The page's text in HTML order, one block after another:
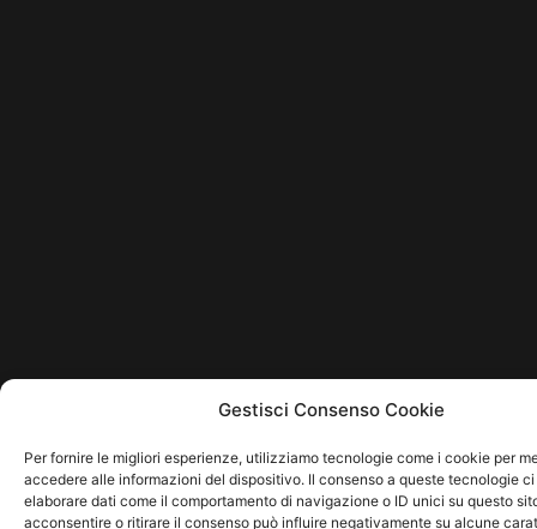
Gestisci Consenso Cookie
Per fornire le migliori esperienze, utilizziamo tecnologie come i cookie per
accedere alle informazioni del dispositivo. Il consenso a queste tecnologie
elaborare dati come il comportamento di navigazione o ID unici su questo
acconsentire o ritirare il consenso può influire negativamente su alcune